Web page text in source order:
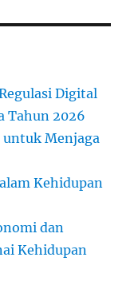
Digital
Tahun 2026
Menjaga
Kehidupan
dan
Kehidupan